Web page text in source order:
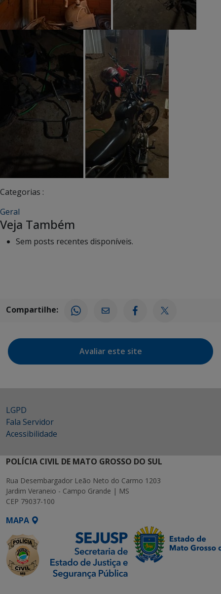
Categorias :
Geral
Veja Também
Sem posts recentes disponíveis.
Compartilhe:
Avaliar este site
LGPD
Fala Servidor
Acessibilidade
POLÍCIA CIVIL DE MATO GROSSO DO SUL
Rua Desembargador Leão Neto do Carmo 1203
Jardim Veraneio - Campo Grande | MS
CEP 79037-100
MAPA